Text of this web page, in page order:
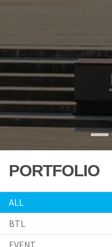
PORTFOLIO
ALL
BTL
EVENT